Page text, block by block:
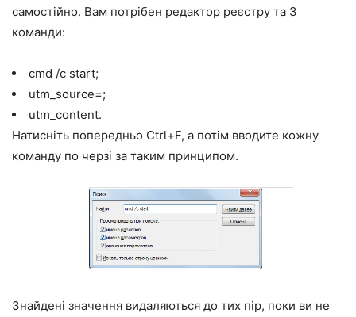
самостійно. Вам потрібен редактор реєстру та 3
команди:
cmd /c start;
utm_source=;
utm_content.
Натисніть попередньо Ctrl+F, а потім вводите кожну
команду по черзі за таким принципом.
Знайдені значення видаляються до тих пір, поки ви не